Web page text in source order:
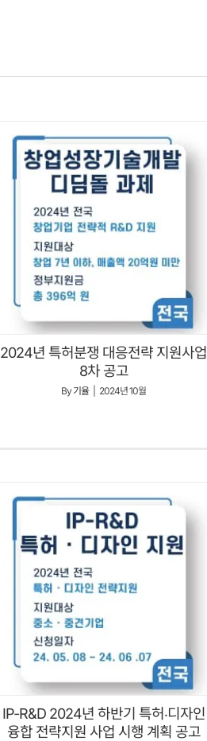
2024년 특허분쟁 대응전략 지원사업
8차 공고
By기율 2024년 10월
IP-R&D 2024년 하반기 특허‧디자인
융합 전략지원 사업 시행 계획 공고